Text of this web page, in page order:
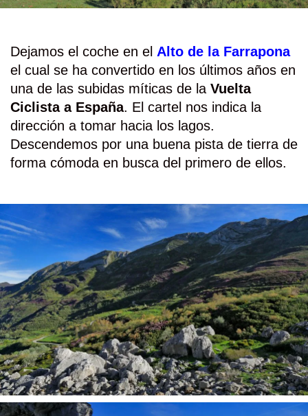
Dejamos el coche en el Alto de la Farrapona
el cual se ha convertido en los últimos años en
una de las subidas míticas de la Vuelta
Ciclista a España. El cartel nos indica la
dirección a tomar hacia los lagos.
Descendemos por una buena pista de tierra de
forma cómoda en busca del primero de ellos.